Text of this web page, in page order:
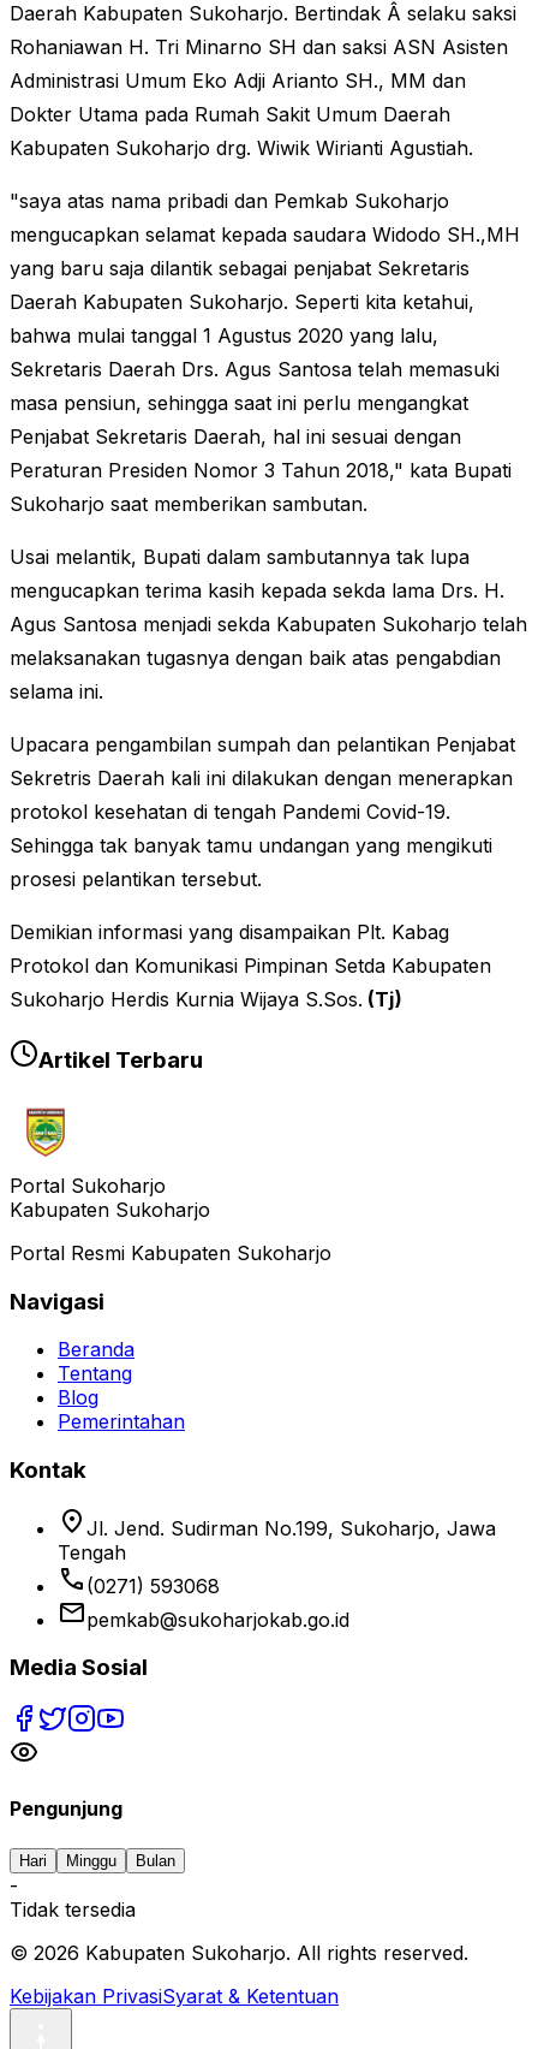
Daerah Kabupaten Sukoharjo. Bertindak Â selaku saksi
Rohaniawan H. Tri Minarno SH dan saksi ASN Asisten
Administrasi Umum Eko Adji Arianto SH., MM dan
Dokter Utama pada Rumah Sakit Umum Daerah
Kabupaten Sukoharjo drg. Wiwik Wirianti Agustiah.
"saya atas nama pribadi dan Pemkab Sukoharjo
mengucapkan selamat kepada saudara Widodo SH.,MH
yang baru saja dilantik sebagai penjabat Sekretaris
Daerah Kabupaten Sukoharjo. Seperti kita ketahui,
bahwa mulai tanggal 1 Agustus 2020 yang lalu,
Sekretaris Daerah Drs. Agus Santosa telah memasuki
masa pensiun, sehingga saat ini perlu mengangkat
Penjabat Sekretaris Daerah, hal ini sesuai dengan
Peraturan Presiden Nomor 3 Tahun 2018," kata Bupati
Sukoharjo saat memberikan sambutan.
Usai melantik, Bupati dalam sambutannya tak lupa
mengucapkan terima kasih kepada sekda lama Drs. H.
Agus Santosa menjadi sekda Kabupaten Sukoharjo telah
melaksanakan tugasnya dengan baik atas pengabdian
selama ini.
Upacara pengambilan sumpah dan pelantikan Penjabat
Sekretris Daerah kali ini dilakukan dengan menerapkan
protokol kesehatan di tengah Pandemi Covid-19.
Sehingga tak banyak tamu undangan yang mengikuti
prosesi pelantikan tersebut.
Demikian informasi yang disampaikan Plt. Kabag
Protokol dan Komunikasi Pimpinan Setda Kabupaten
Sukoharjo Herdis Kurnia Wijaya S.Sos. (Tj)
Artikel Terbaru
Portal Sukoharjo
Kabupaten Sukoharjo
Portal Resmi Kabupaten Sukoharjo
Navigasi
Beranda
Tentang
Blog
Pemerintahan
Kontak
location_on Jl. Jend. Sudirman No.199, Sukoharjo, Jawa
Tengah
phone (0271) 593068
emailpemkab@sukoharjokab.go.id
Media Sosial
Pengunjung
Hari Minggu Bulan
-
Tidak tersedia
© 2026 Kabupaten Sukoharjo. All rights reserved.
Kebijakan PrivasiSyarat & Ketentuan